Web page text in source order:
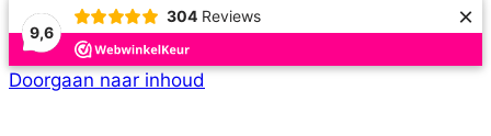
9,6
304 Reviews ×
Doorgaan naar inhoud